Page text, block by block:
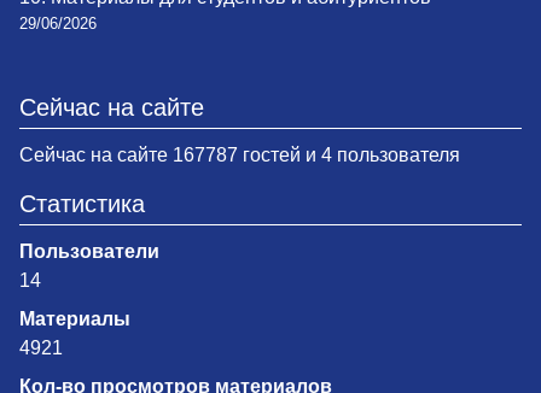
29/06/2026
Сейчас на сайте
Сейчас на сайте 167787 гостей и 4 пользователя
Статистика
Пользователи
14
Материалы
4921
Кол-во просмотров материалов